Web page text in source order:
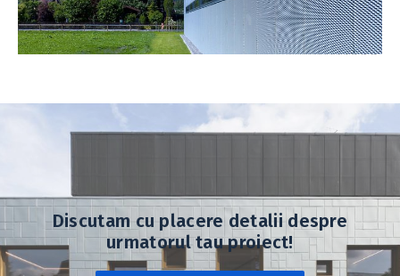
Discutam cu placere detalii despre
urmatorul tau proiect!